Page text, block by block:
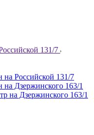
131/7
на Российской 131/7
на Дзержинского 163/1
на Дзержинского 163/1